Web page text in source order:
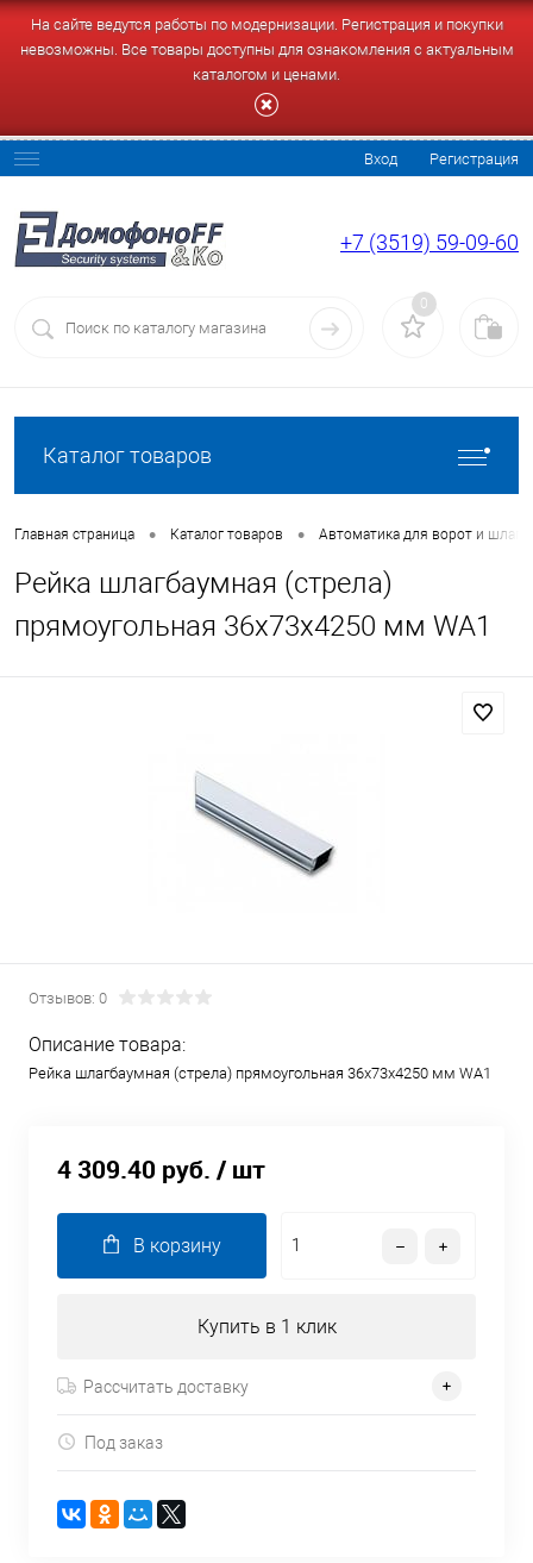
На сайте ведутся работы по модернизации. Регистрация и покупки
невозможны. Все товары доступны для ознакомления с актуальным
каталогом и ценами.
Вход Регистрация
+7 (3519) 59-09-60
0
Каталог товаров
Главная страница • Каталог товаров • Автоматика для ворот и
Рейка шлагбаумная (стрела)
прямоугольная 36х73х4250 мм WA1
Отзывов: 0
Описание товара:
Рейка шлагбаумная (стрела) прямоугольная 36х73х4250 мм WA1
4 309.40 руб. / шт
В корзину
Купить в 1 клик
Рассчитать доставку
Под заказ